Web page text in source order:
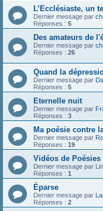
L’Ecclésiaste, un
Dernier message par
Réponses : 5
Des amateurs de
Dernier message par
Réponses : 26
Quand la
Dernier message par
Réponses : 5
Eternelle nuit
Dernier message par
Réponses : 3
Ma poésie contre
Dernier message par
Réponses : 19
Vidéos de Poésies
Dernier message par
Réponses : 1
Éparse
Dernier message par
Réponses : 2